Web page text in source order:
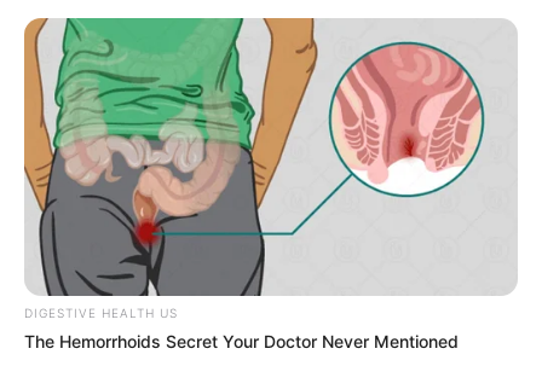
Перейти
вмісту
Groza-news.info
Громада Закарпаття
DIGESTIVE HEALTH US
The Hemorrhoids Secret Your Doctor Never Mentioned